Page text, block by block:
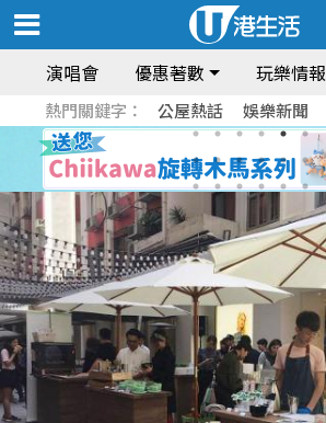
演唱會 優惠著數 玩樂情報
熱門關鍵字： 公屋熱話 娛樂新聞